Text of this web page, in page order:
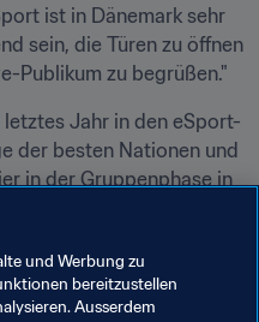
ist in Dänemark sehr
sein, die Türen zu öffnen
Publikum zu begrüßen."
letztes Jahr in den eSport-
der besten Nationen und
in der Gruppenphase in
auch auf der
Teams der vier
o.-Runde ein und haben
und Werbung zu
bereitzustellen
Ausserdem